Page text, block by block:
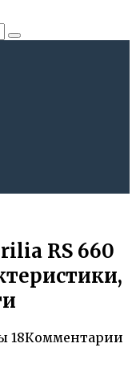
RS 660
18Комментарии